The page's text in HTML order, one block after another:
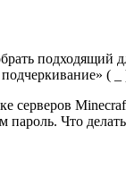
подходящий
( _
пароль. Что